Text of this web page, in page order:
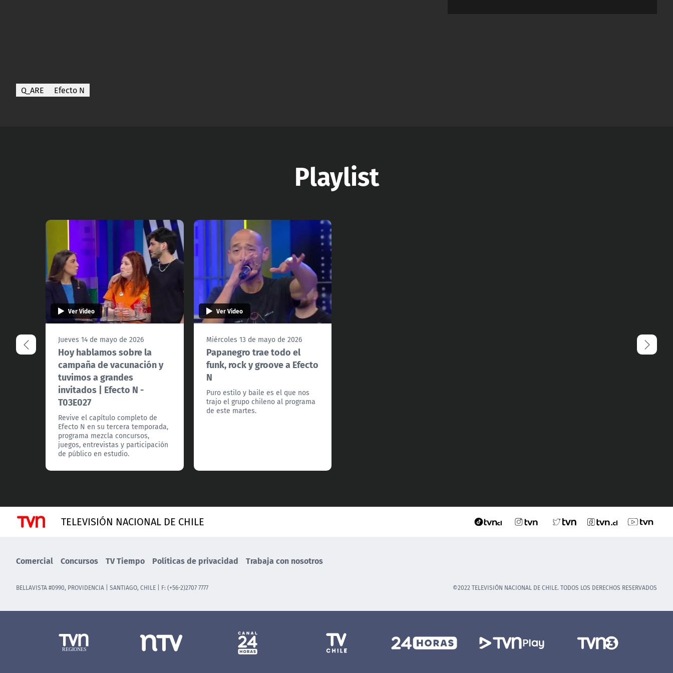
Q_ARE Efecto N
Playlist
Ver Video
Jueves 14 de mayo de 2026
Hoy hablamos sobre la
campaña de vacunación y
tuvimos a grandes
invitados | Efecto N -
T03E027
Revive el capítulo completo de
Efecto N en su tercera temporada,
programa mezcla concursos,
juegos, entrevistas y participación
de público en estudio.
Ver Video
Miércoles 13 de mayo de 2026
Papanegro trae todo el
funk, rock y groove a Efecto
N
Puro estilo y baile es el que nos
trajo el grupo chileno al programa
de este martes.
TELEVISIÓN NACIONAL DE CHILE
Comercial Concursos TV Tiempo Políticas de privacidad Trabaja con nosotros
BELLAVISTA #0990, PROVIDENCIA | SANTIAGO, CHILE | F: (+56-2)2707 7777 ©2022 TELEVISIÓN NACIONAL DE CHILE. TODOS LOS DERECHOS RESERVADOS